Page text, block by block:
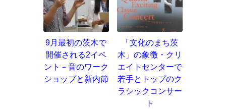
9月最初の茨木で
開催される2イベ
ント－音のワーク
ショップと新内節
「文化のまち茨
木」の象徴・クリ
エイトセンターで
若手とトップのク
ラシックコンサー
ト